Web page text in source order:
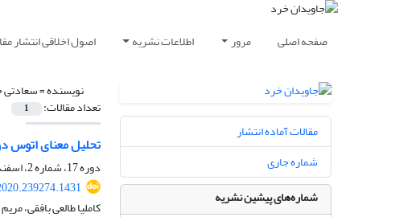
صفحه اصلی مرور اطلاعات نشریه اصول اخلاقی انتشار
نویسنده =
تعداد مقالات: 1
تحلیل معنای اتوس در
دوره 17، شماره 2، اسفند 1399، صفحه
کاملیا طالعی بافقی،
مقالات آماده انتشار
شماره جاری
شماره‌های پیشین نشریه